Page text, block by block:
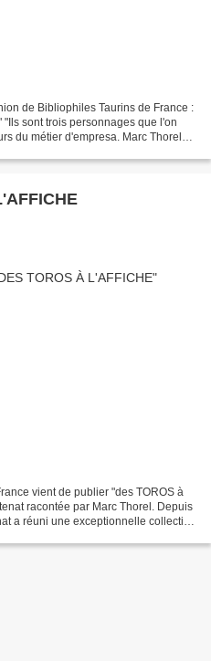
de Bibliophiles Taurins de France :
sont trois personnages que l'on
du métier d'empresa. Marc Thorel
vient de publier "des TOROS à
racontée par Marc Thorel. Depuis
a réuni une exceptionnelle collection